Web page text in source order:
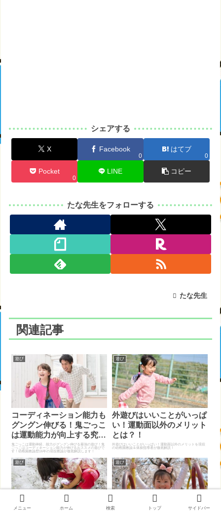
シェアする
X Facebook
0
はてブ
0
Pocket
0
LINE コピー
たな先生をフォローする
たな先生
関連記事
遊び
コーディネーション能力も
グングン伸びる！鬼ごっこ
は運動能力が向上する究極
の遊び！
鬼ごっこは運動神経、能力がグングン伸びる最強の遊び！鬼
ごっこはコーディネーション能力が伸びるおススメの遊びで
す！幼稚園教諭歴16年の現役教諭が徹底解説します！
遊び
外遊びはいいことがいっぱ
い！運動面以外のメリット
とは？！
外遊びはいいことがいっぱい！運動面以外のメリットを現役
の幼稚園教諭＆体操指導者が徹底解説！
遊び 遊び
メニュー ホーム 検索 トップ サイドバー